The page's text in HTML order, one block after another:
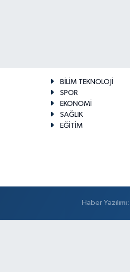
BİLİM TEKNOLOJİ
SPOR
EKONOMİ
SAĞLIK
EĞİTİM
Haber Yazılımı: